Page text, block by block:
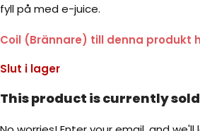
fyll på med e-juice.
Coil (Brännare) till denna produkt
Slut i lager
This product is currently